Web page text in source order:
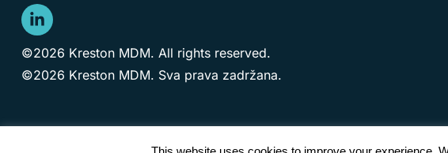
©2026 Kreston MDM. All rights reserved.
©2026 Kreston MDM. Sva prava zadržana.